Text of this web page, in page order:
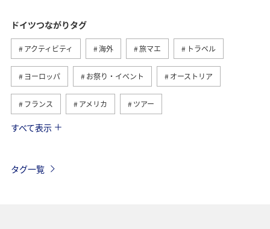
ドイツつながりタグ
アクティビティ 海外 旅マエ トラベル
ヨーロッパ お祭り・イベント オーストリア
フランス アメリカ ツアー
旅ナカ
すべて表示
タグ一覧